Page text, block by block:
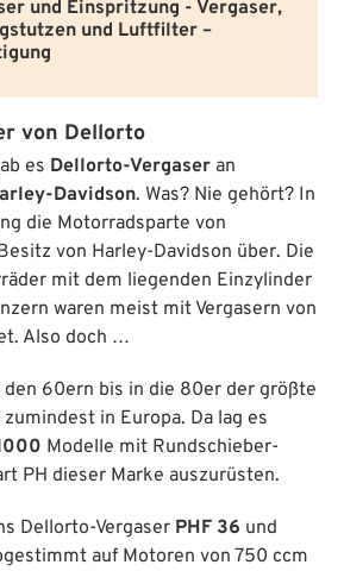
und Einspritzung - Vergaser,
und Luftfilter –
von Dellorto
es Dellorto-Vergaser an
Davidson. Was? Nie gehört? In
die Motorradsparte von
von Harley-Davidson über. Die
mit dem liegenden Einzylinder
waren meist mit Vergasern von
Also doch …
den 60ern bis in die 80er der größte
in Europa. Da lag es
Modelle mit Rundschieber-
PH dieser Marke auszurüsten.
Dellorto-Vergaser PHF 36 und
auf Motoren von 750 ccm